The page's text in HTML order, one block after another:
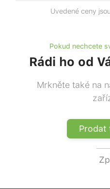
Uvedené ceny
Pokud nechcete
Rádi ho od
Mrkněte také na
Prodat